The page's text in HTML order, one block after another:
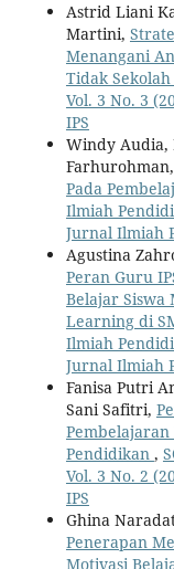
Astrid Liani
Martini,
Menangani
Tidak Sekolah
Vol. 3 No. 3
IPS
Windy Audia,
Farhurohman,
Pada
Ilmiah
Jurnal Ilmiah
Agustina
Peran Guru
Belajar Siswa
Learning di
Ilmiah
Jurnal Ilmiah
Fanisa Putri
Sani Safitri,
Pembelajaran
Pendidikan ,
Vol. 3 No. 2
IPS
Ghina
Penerapan
Motivasi